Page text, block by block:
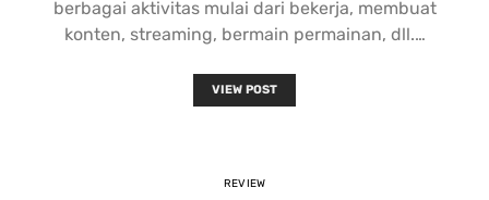
berbagai aktivitas mulai dari bekerja, membuat
konten, streaming, bermain permainan, dll.…
VIEW POST
REVIEW